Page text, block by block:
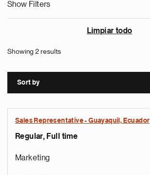
Show Filters
Limpiar todo
Showing 2 results
Sort by
Sales Representative - Guayaquil, Ecuador
Regular, Full time
Marketing